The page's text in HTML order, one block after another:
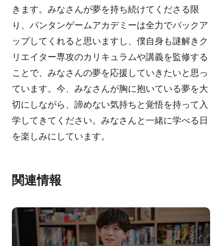
きます。みなさんが夢を持ち続けてくださる限
り、バンタンゲームアカデミーは全力でバックア
ップしてくれると思いますし、僕自身も謎解きク
リエイター専攻のカリキュラムや講義を監修する
ことで、みなさんの夢を応援していきたいと思っ
ています。今、みなさんが胸に抱いている夢を大
切にしながら、諦めない気持ちと覚悟を持って入
学してきてください。みなさんと一緒に学べる日
を楽しみにしています。
関連情報